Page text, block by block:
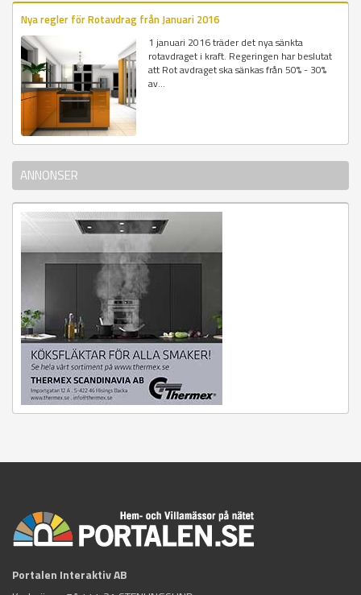
Nya regler för Rotavdrag från Januari 2016
1 januari 2016 träder det nya sänkta
rotavdraget i kraft. Regeringen har beslutat
att Rot avdraget ska sänkas från 50% - 30%
av...
ANNONSER
Portalen Interaktiv AB